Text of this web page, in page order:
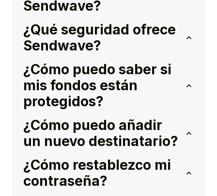
Sendwave?
¿Qué seguridad ofrece
Sendwave?
¿Cómo puedo saber si
mis fondos están
protegidos?
¿Cómo puedo añadir
un nuevo destinatario?
¿Cómo restablezco mi
contraseña?